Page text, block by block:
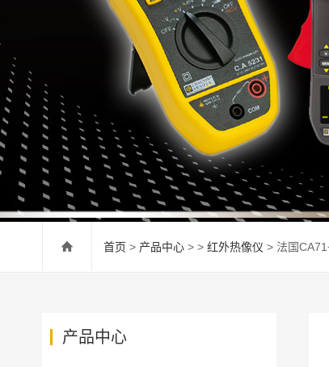
首页 > 产品中心 > > 红外热像仪 > 法国
产品中心